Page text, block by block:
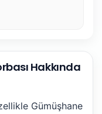
Hakkında
Gümüşhane